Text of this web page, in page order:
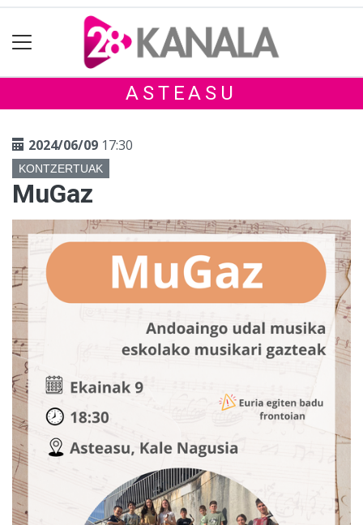
ASTEASU
2024/06/09 17:30
KONTZERTUAK
MuGaz